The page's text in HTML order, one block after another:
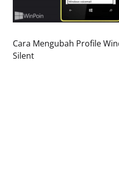
Cara Mengubah Profile
Silent